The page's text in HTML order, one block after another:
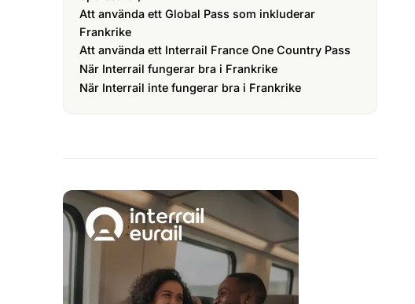
Att använda ett Global Pass som inkluderar
Frankrike
Att använda ett Interrail France One Country Pass
När Interrail fungerar bra i Frankrike
När Interrail inte fungerar bra i Frankrike